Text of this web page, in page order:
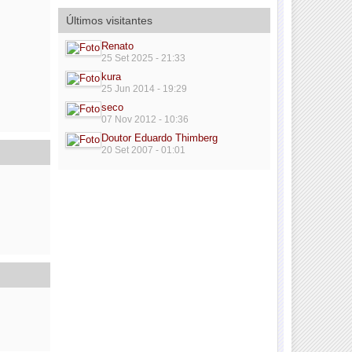
Últimos visitantes
Renato
25 Set 2025 - 21:33
kura
25 Jun 2014 - 19:29
seco
07 Nov 2012 - 10:36
Doutor Eduardo Thimberg
20 Set 2007 - 01:01